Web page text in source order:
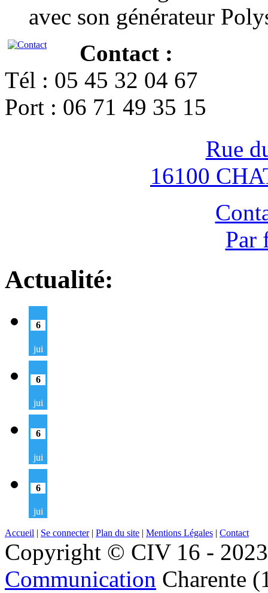
avec son générateur
Contact :
Tél : 05 45 32 04 67
Port : 06 71 49 35 15
Rue
16100
Par
Actualité:
6
jui
6
jui
6
jui
6
jui
Accueil | Se connecter| Plan du site | Mentions Légales | Contact
Copyright © CIV 16 -
Communication Charente